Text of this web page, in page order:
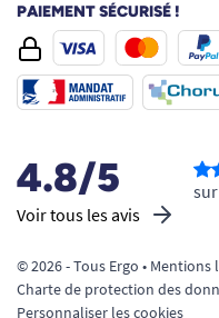
PAIEMENT SÉCURISÉ !
4.8/5
Voir tous les avis
© 2026 - Tous Ergo • Mentions
Charte de protection des
Personnaliser les cookies